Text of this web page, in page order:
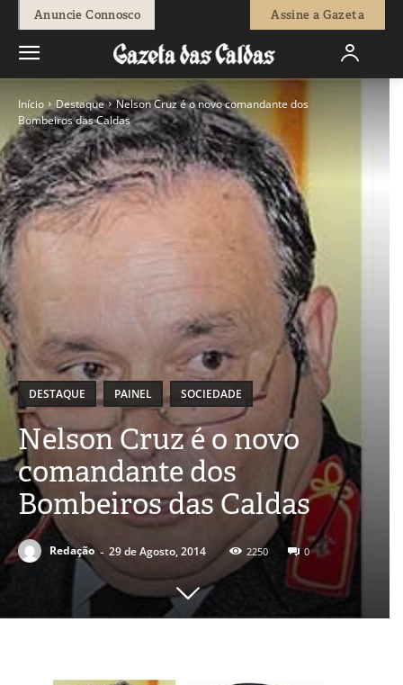
Anuncie Connosco Assine a Gazeta
Início Destaque
Nelson Cruz é o novo comandante dos
Bombeiros das Caldas
DESTAQUE PAINEL SOCIEDADE
Nelson Cruz é o novo
comandante dos
Bombeiros das Caldas
Redação - 29 de Agosto, 2014 2250 0